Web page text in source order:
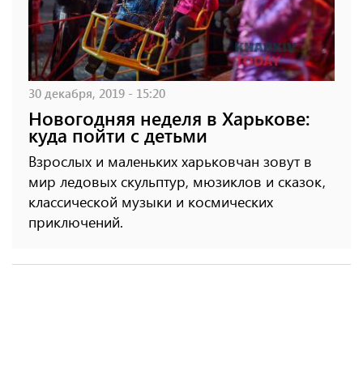
30 декабря, 2019 - 15:20
Новогодняя неделя в Харькове:
куда пойти с детьми
Взрослых и маленьких харьковчан зовут в
мир ледовых скульптур, мюзиклов и сказок,
классической музыки и космических
приключений.